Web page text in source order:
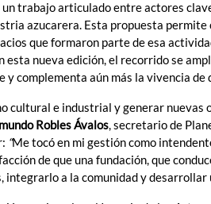
un trabajo articulado entre actores
azucarera. Esta propuesta permite
que formaron parte de esa
esta nueva edición, el recorrido se
y complementa aún más la vivencia de
cultural e industrial y generar nuevas
Robles Ávalos, secretario de
“Me tocó en mi gestión como
de que una fundación, que
integrarlo a la comunidad y